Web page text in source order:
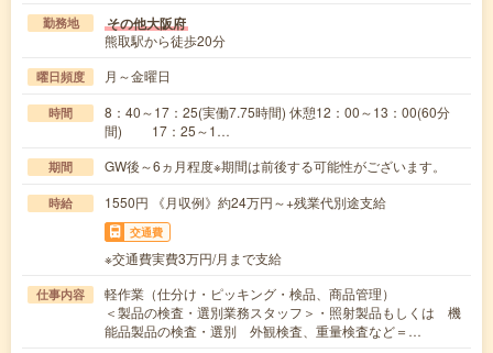
勤務地 その他大阪府
熊取駅から徒歩20分
曜日頻度 月～金曜日
時間
8：40～17：25(実働7.75時間) 休憩12：00～13：00(60分
間) 17：25～1…
期間 GW後～6ヵ月程度※期間は前後する可能性がございます。
時給 1550円 《月収例》約24万円～+残業代別途支給
交通費
※交通費実費3万円/月まで支給
仕事内容
軽作業（仕分け・ピッキング・検品、商品管理）
＜製品の検査・選別業務スタッフ＞・照射製品もしくは 機
能品製品の検査・選別 外観検査、重量検査など＝…